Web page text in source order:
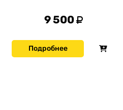
9 500
Подробнее